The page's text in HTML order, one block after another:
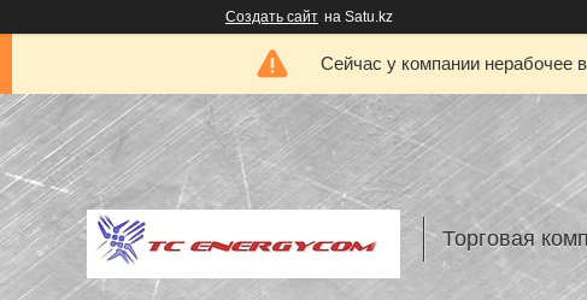
Создать сайт на Satu.kz
Сейчас у компании нерабочее
Торговая